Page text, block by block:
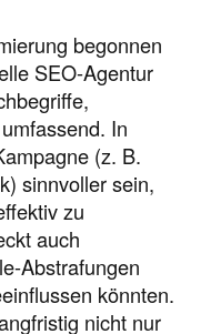
begonnen
SEO-Agentur
In
(z. B.
sinnvoller sein,
zu
auch
Abstrafungen
könnten.
nicht nur